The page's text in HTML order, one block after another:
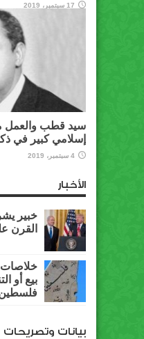
17 سبتمبر، 2019
سيد قطب والعمل
إسلامي كبير في
4 سبتمبر، 2019
الأخبار
خبير
القرن
خلاصات
بيع أو
فلسطين
بيانات وتصريحات